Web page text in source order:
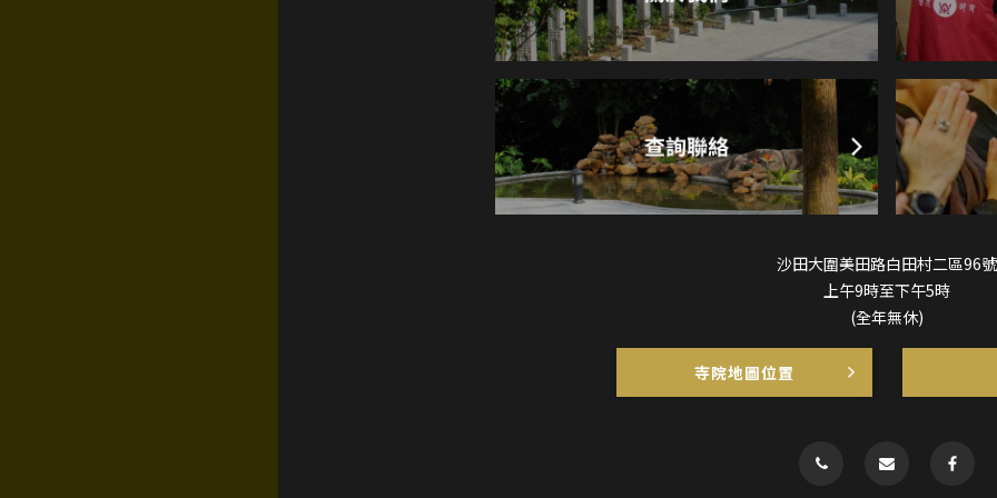
沙田大圍美田路白田村二區96號
上午9時至下午5時
(全年無休)
寺院地圖位置